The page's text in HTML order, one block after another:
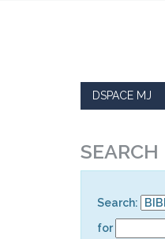
DSPACE MJ
SEARCH
Search:
for